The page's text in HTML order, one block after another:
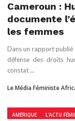
Cameroun :
documente
les femmes
Dans un rapport publié
défense des droits
constat ...
Le Média Féministe
AMÉRIQUE L'ACTU